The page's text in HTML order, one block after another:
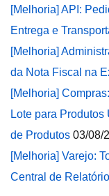
[Melhoria] API:
Entrega e
[Melhoria]
da Nota Fiscal na
[Melhoria]
Lote para
de Produtos 03/08/
[Melhoria] Varejo:
Central de